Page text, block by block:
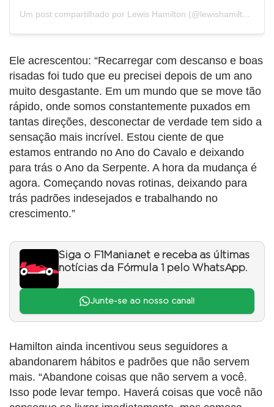
Um post compartilhado por Lewis Hamilton (@lewishamilton)
Ele acrescentou: “Recarregar com descanso e boas
risadas foi tudo que eu precisei depois de um ano
muito desgastante. Em um mundo que se move tão
rápido, onde somos constantemente puxados em
tantas direções, desconectar de verdade tem sido a
sensação mais incrível. Estou ciente de que
estamos entrando no Ano do Cavalo e deixando
para trás o Ano da Serpente. A hora da mudança é
agora. Começando novas rotinas, deixando para
trás padrões indesejados e trabalhando no
crescimento.”
Siga o F1Mania.net e receba as últimas
notícias da Fórmula 1 pelo WhatsApp.
Junte-se ao nosso canal!
Hamilton ainda incentivou seus seguidores a
abandonarem hábitos e padrões que não servem
mais. “Abandone coisas que não servem a você.
Isso pode levar tempo. Haverá coisas que você não